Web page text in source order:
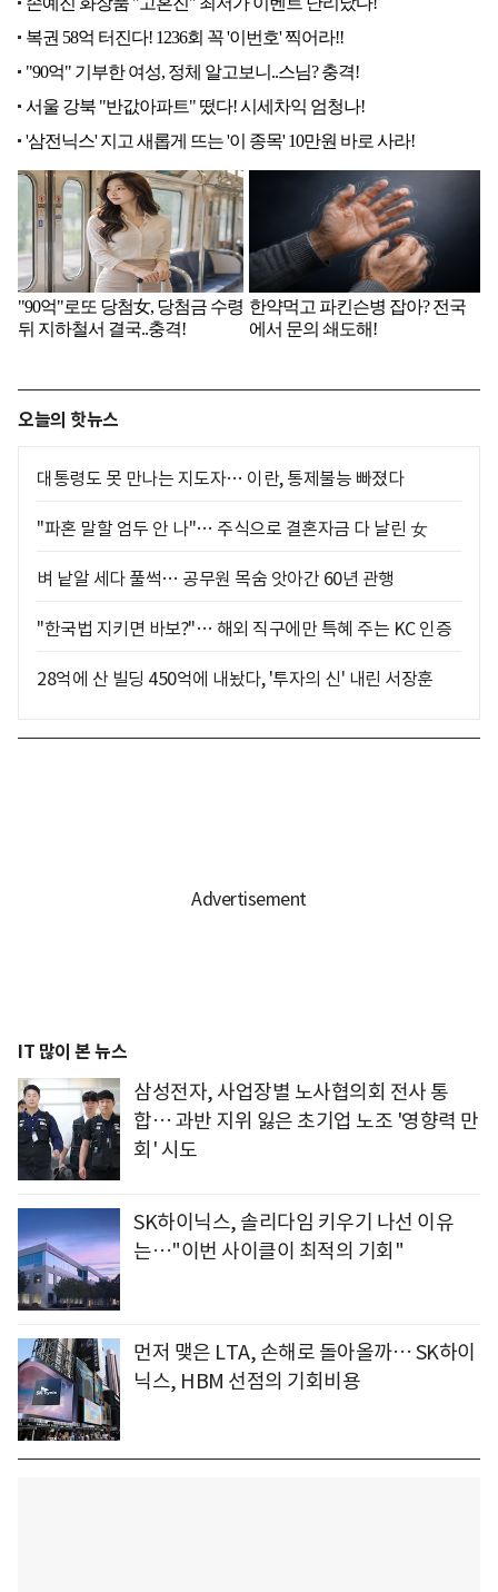
오늘의 핫뉴스
대통령도 못 만나는 지도자… 이란, 통제불능 빠졌다
"파혼 말할 엄두 안 나"… 주식으로 결혼자금 다 날린 女
벼 낱알 세다 풀썩… 공무원 목숨 앗아간 60년 관행
"한국법 지키면 바보?"… 해외 직구에만 특혜 주는 KC 인증
28억에 산 빌딩 450억에 내놨다, '투자의 신' 내린 서장훈
IT 많이 본 뉴스
삼성전자, 사업장별 노사협의회 전사 통
합… 과반 지위 잃은 초기업 노조 '영향력 만
회' 시도
SK하이닉스, 솔리다임 키우기 나선 이유
는…"이번 사이클이 최적의 기회"
먼저 맺은 LTA, 손해로 돌아올까… SK하이
닉스, HBM 선점의 기회비용